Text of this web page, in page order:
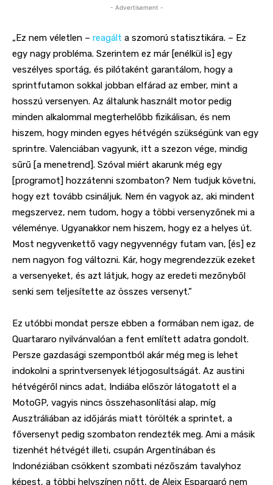
- Advertisement -
„Ez nem véletlen – reagált a szomorú statisztikára. – Ez
egy nagy probléma. Szerintem ez már [enélkül is] egy
veszélyes sportág, és pilótaként garantálom, hogy a
sprintfutamon sokkal jobban elfárad az ember, mint a
hosszú versenyen. Az általunk használt motor pedig
minden alkalommal megterhelőbb fizikálisan, és nem
hiszem, hogy minden egyes hétvégén szükségünk van egy
sprintre. Valenciában vagyunk, itt a szezon vége, mindig
sűrű [a menetrend]. Szóval miért akarunk még egy
[programot] hozzátenni szombaton? Nem tudjuk követni,
hogy ezt tovább csináljuk. Nem én vagyok az, aki mindent
megszervez, nem tudom, hogy a többi versenyzőnek mi a
véleménye. Ugyanakkor nem hiszem, hogy ez a helyes út.
Most negyvenkettő vagy negyvennégy futam van, [és] ez
nem nagyon fog változni. Kár, hogy megrendezzük ezeket
a versenyeket, és azt látjuk, hogy az eredeti mezőnyből
senki sem teljesítette az összes versenyt.”
Ez utóbbi mondat persze ebben a formában nem igaz, de
Quartararo nyilvánvalóan a fent említett adatra gondolt.
Persze gazdasági szempontból akár még meg is lehet
indokolni a sprintversenyek létjogosultságát. Az austini
hétvégéről nincs adat, Indiába először látogatott el a
MotoGP, vagyis nincs összehasonlítási alap, míg
Ausztráliában az időjárás miatt törölték a sprintet, a
főversenyt pedig szombaton rendezték meg. Ami a másik
tizenhét hétvégét illeti, csupán Argentínában és
Indonéziában csökkent szombati nézőszám tavalyhoz
képest, a többi helyszínen nőtt, de Aleix Espargaró nem